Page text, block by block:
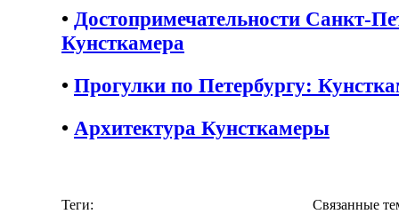
• Достопримечательности Санкт-
Кунсткамера
• Прогулки по Петербургу:
• Архитектура Кунсткамеры
Теги:
Связанные